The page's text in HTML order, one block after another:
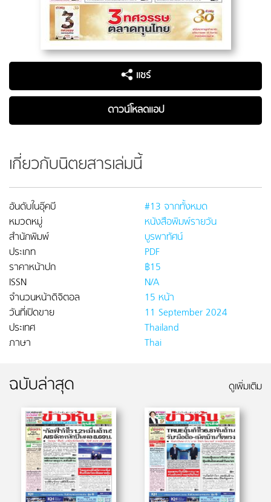
แชร์
ดาวน์โหลดแอป
เกี่ยวกับนิตยสารเล่มนี้
อันดับในอุ๊คบี
#13 จากทั้งหมด
หมวดหมู่
หนังสือพิมพ์รายวัน
สำนักพิมพ์
บูรพาทัศน์
ประเภท
PDF
ราคาหน้าปก
฿15
ISSN
N/A
จำนวนหน้าดิจิตอล
15 หน้า
วันที่เปิดขาย
11 September 2024
ประเทศ
Thailand
ภาษา
Thai
ฉบับล่าสุด ดูเพิ่มเติม